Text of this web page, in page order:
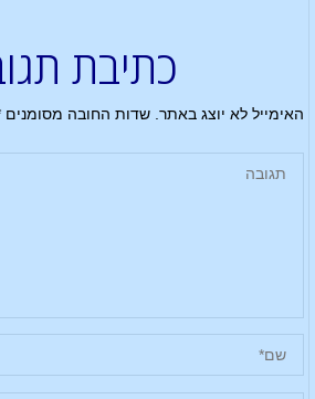
כתיבת
האימייל לא יוצג באתר. שדות החובה מסומנים